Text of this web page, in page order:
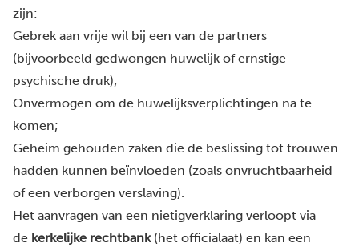
zijn:
Gebrek aan vrije wil bij een van de partners
(bijvoorbeeld gedwongen huwelijk of ernstige
psychische druk);
Onvermogen om de huwelijksverplichtingen na te
komen;
Geheim gehouden zaken die de beslissing tot trouwen
hadden kunnen beïnvloeden (zoals onvruchtbaarheid
of een verborgen verslaving).
Het aanvragen van een nietigverklaring verloopt via
de kerkelijke rechtbank(het officialaat) en kan een